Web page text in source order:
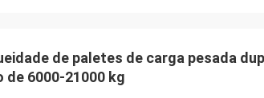
de paletes de carga pesada
de 6000-21000 kg